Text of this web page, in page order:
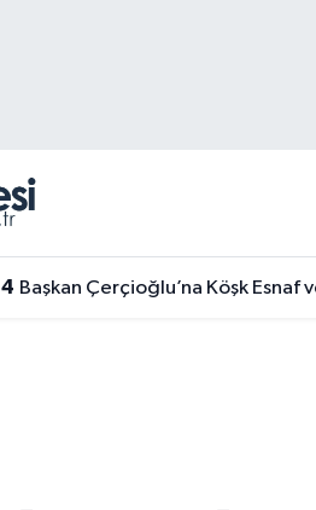
Başkan Çerçioğlu’na Köşk Esnaf